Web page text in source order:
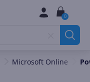
0
Microsoft Online